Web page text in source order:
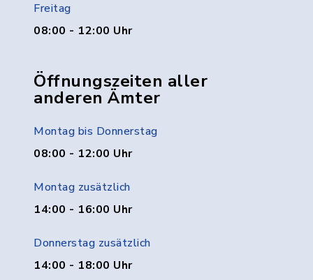
Freitag
08:00 - 12:00 Uhr
Öffnungszeiten aller
anderen Ämter
Montag bis Donnerstag
08:00 - 12:00 Uhr
Montag zusätzlich
14:00 - 16:00 Uhr
Donnerstag zusätzlich
14:00 - 18:00 Uhr